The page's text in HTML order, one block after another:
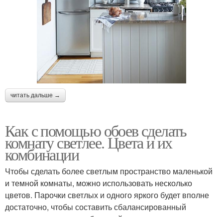
читать дальше →
Как с помощью обоев сделать
комнату светлее. Цвета и их
комбинации
Чтобы сделать более светлым пространство маленькой
и темной комнаты, можно использовать несколько
цветов. Парочки светлых и одного яркого будет вполне
достаточно, чтобы составить сбалансированный